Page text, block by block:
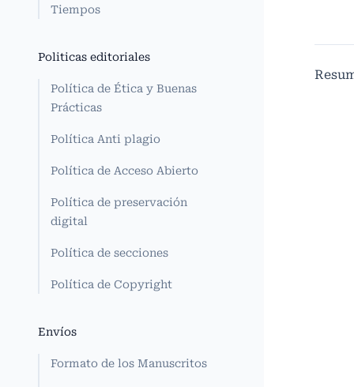
Tiempos
Politicas editoriales
Política de Ética y Buenas
Prácticas
Política Anti plagio
Política de Acceso Abierto
Política de preservación
digital
Política de secciones
Política de Copyright
Envíos
Formato de los Manuscritos